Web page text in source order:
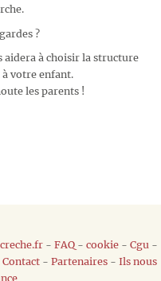
?
aidera à choisir la structure
votre enfant.
les parents !
- FAQ- cookie- Cgu -
Contact- Partenaires- Ils nous